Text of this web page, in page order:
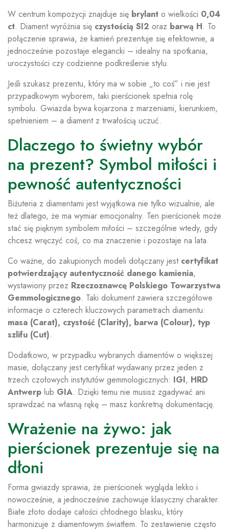
W centrum kompozycji znajduje się brylant o wielkości 0,04
ct. Diament wyróżnia się czystością SI2 oraz barwą H. To
połączenie sprawia, że kamień prezentuje się efektownie, a
jednocześnie pozostaje elegancki – idealny na spotkania,
uroczystości czy codzienne podkreślenie stylu.
Jeśli szukasz prezentu, który ma w sobie „to coś” i nie jest
przypadkowym wyborem, taki pierścionek spełnia rolę
symbolu. Gwiazda bywa kojarzona z marzeniami, kierunkiem,
spełnieniem – a diament z trwałością uczuć.
Dlaczego to świetny wybór
na prezent? Symbol miłości i
pewność autentyczności
Biżuteria z diamentami jest wyjątkowa nie tylko wizualnie, ale
też dlatego, że ma wymiar emocjonalny. Ten pierścionek może
stać się pięknym symbolem miłości – szczególnie wtedy, gdy
chcesz wręczyć coś, co ma znaczenie i pozostaje na lata.
Co ważne, do zakupionych modeli dołączany jest certyfikat
potwierdzający autentyczność danego kamienia,
wystawiony przez Rzeczoznawcę Polskiego Towarzystwa
Gemmologicznego. Taki dokument zawiera szczegółowe
informacje o czterech kluczowych parametrach diamentu:
masa (Carat), czystość (Clarity), barwa (Colour), typ
szlifu (Cut).
Dodatkowo, w przypadku wybranych diamentów o większej
masie, dołączany jest certyfikat wydawany przez jeden z
trzech czołowych instytutów gemmologicznych: IGI, HRD
Antwerp lub GIA. Dzięki temu nie musisz zgadywać ani
sprawdzać na własną rękę – masz konkretną dokumentację.
Wrażenie na żywo: jak
pierścionek prezentuje się na
dłoni
Forma gwiazdy sprawia, że pierścionek wygląda lekko i
nowocześnie, a jednocześnie zachowuje klasyczny charakter.
Białe złoto dodaje całości chłodnego blasku, który
harmonizuje z diamentowym światłem. To zestawienie często